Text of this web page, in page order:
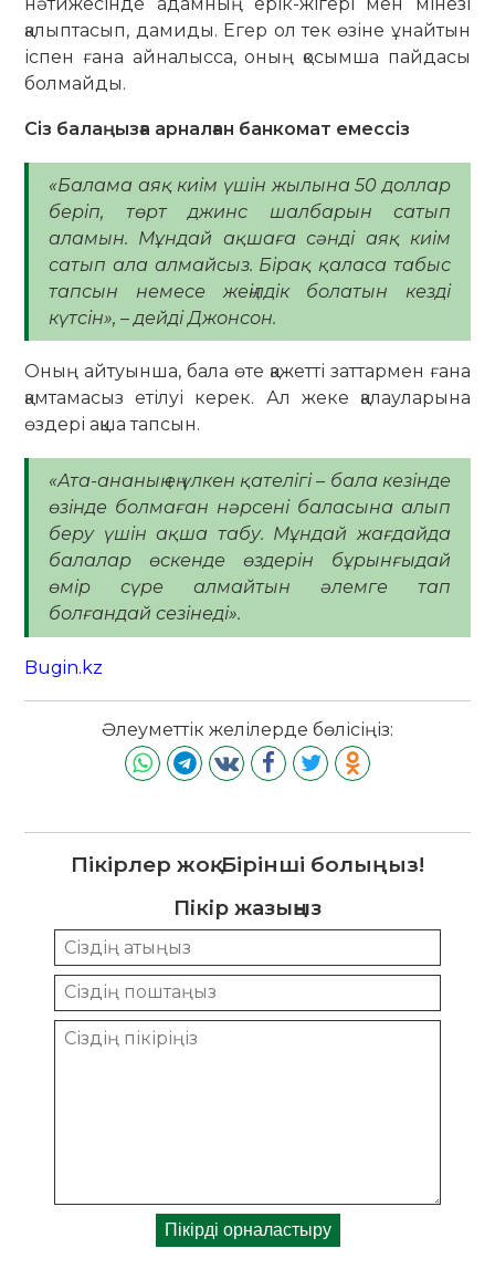
қалыптасып, дамиды. Егер ол тек өзіне ұнайтын
іспен ғана айналысса, оның қосымша пайдасы
болмайды.
Сіз балаңызға арналған банкомат емессіз
«Балама аяқ киім үшін жылына 50 доллар
беріп, төрт джинс шалбарын сатып
аламын. Мұндай ақшаға сәнді аяқ киім
сатып ала алмайсыз. Бірақ қаласа табыс
тапсын немесе жеңілдік болатын кезді
күтсін», – дейді Джонсон.
Оның айтуынша, бала өте қажетті заттармен ғана
қамтамасыз етілуі керек. Ал жеке қалауларына
өздері ақша тапсын.
«Ата-ананың ең үлкен қателігі – бала кезінде
өзінде болмаған нәрсені баласына алып
беру үшін ақша табу. Мұндай жағдайда
балалар өскенде өздерін бұрынғыдай
өмір сүре алмайтын әлемге тап
болғандай сезінеді».
Bugin.kz
Әлеуметтік желілерде бөлісіңіз:
Пікірлер жоқ. Бірінші болыңыз!
Пікір жазыңыз